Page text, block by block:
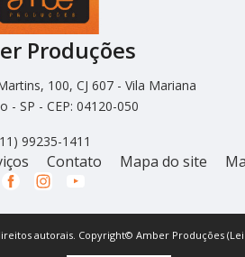
Produções
100, CJ 607 - Vila Mariana
- SP - CEP: 04120-050
99235-1411
Contato Mapa do site
autorais. Copyright© Amber Produções (Lei